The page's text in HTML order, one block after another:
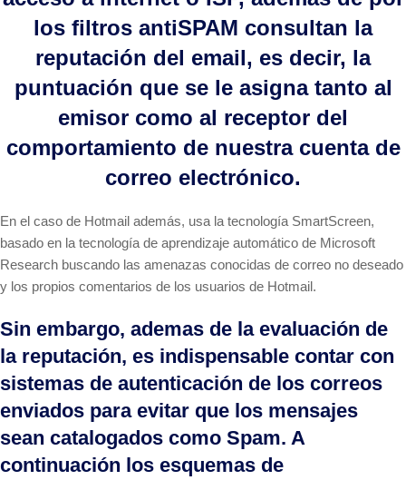
los filtros antiSPAM consultan la
reputación del email, es decir, la
puntuación que se le asigna tanto al
emisor como al receptor del
comportamiento de nuestra cuenta de
correo electrónico.
En el caso de Hotmail además, usa la tecnología SmartScreen,
basado en la tecnología de aprendizaje automático de Microsoft
Research buscando las amenazas conocidas de correo no deseado
y los propios comentarios de los usuarios de Hotmail.
Sin embargo, ademas de la evaluación de
la reputación, es indispensable contar con
sistemas de autenticación de los correos
enviados para evitar que los mensajes
sean catalogados como Spam. A
continuación los esquemas de